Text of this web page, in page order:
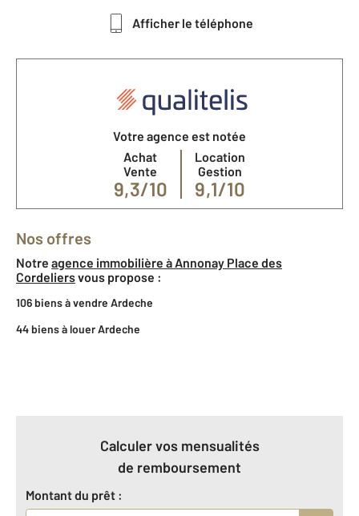
Afficher le téléphone
Votre agence est notée
Achat
Vente
9,3/10
Location
Gestion
9,1/10
Nos offres
Notre agence immobilière à Annonay Place des
Cordeliersvous propose :
106 biens à vendre Ardeche
44 biens à louer Ardeche
Calculer vos mensualités
de remboursement
Montant du prêt :